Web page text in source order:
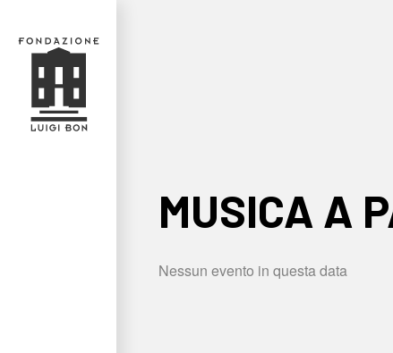
MUSICA A
Nessun evento in questa data